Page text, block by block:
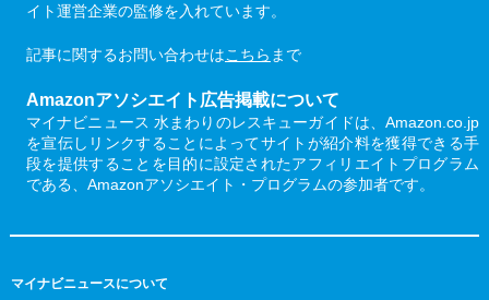
イト運営企業の監修を入れています。
記事に関するお問い合わせはこちら まで
Amazonアソシエイト広告掲載について
マイナビニュース 水まわりのレスキューガイドは、Amazon.co.jp
を宣伝しリンクすることによってサイトが紹介料を獲得できる手
段を提供することを目的に設定されたアフィリエイトプログラム
である、Amazonアソシエイト・プログラムの参加者です。
マイナビニュースについて